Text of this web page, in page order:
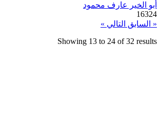
أبو الخير عارف محمود
16324
« السابق التالي »
Showing 13 to 24 of32 results